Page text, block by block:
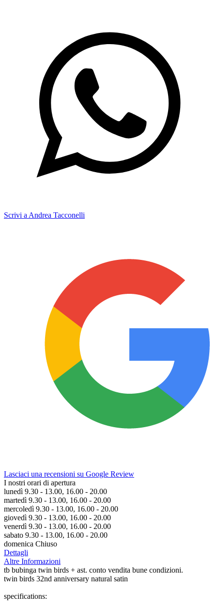
Scrivi a Andrea Tacconelli
Lasciaci una recensioni su Google Review
I nostri orari di apertura
lunedì 9.30 - 13.00, 16.00 - 20.00
martedì 9.30 - 13.00, 16.00 - 20.00
mercoledì 9.30 - 13.00, 16.00 - 20.00
giovedì 9.30 - 13.00, 16.00 - 20.00
venerdì 9.30 - 13.00, 16.00 - 20.00
sabato 9.30 - 13.00, 16.00 - 20.00
domenica Chiuso
Dettagli
Altre Informazioni
tb bubinga twin birds + ast. conto vendita bune condizioni.
twin birds 32nd anniversary natural satin
specifications: